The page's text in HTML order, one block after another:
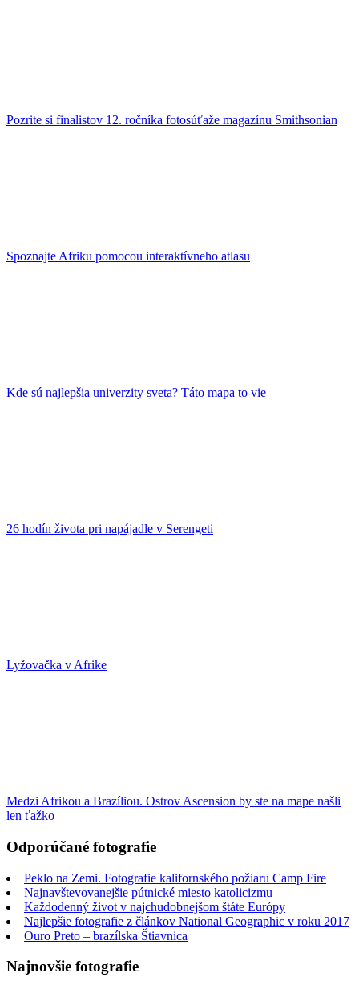
Pozrite si finalistov 12. ročníka fotosúťaže magazínu Smithsonian
Spoznajte Afriku pomocou interaktívneho atlasu
Kde sú najlepšia univerzity sveta? Táto mapa to vie
26 hodín života pri napájadle v Serengeti
Lyžovačka v Afrike
Medzi Afrikou a Brazíliou. Ostrov Ascension by ste na mape našli
len ťažko
Odporúčané fotografie
Peklo na Zemi. Fotografie kalifornského požiaru Camp Fire
Najnavštevovanejšie pútnické miesto katolicizmu
Každodenný život v najchudobnejšom štáte Európy
Najlepšie fotografie z článkov National Geographic v roku 2017
Ouro Preto – brazílska Štiavnica
Najnovšie fotografie